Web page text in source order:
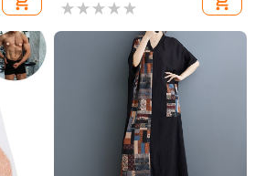
remenom